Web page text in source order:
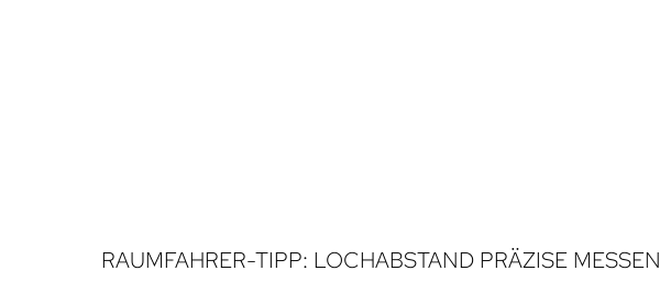
RAUMFAHRER-TIPP: LOCHABSTAND PRÄZISE MESSEN